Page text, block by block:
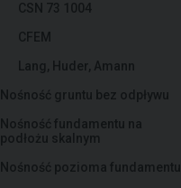
CSN 73 1004
CFEM
Lang, Huder, Amann
Nośność gruntu bez odpływu
Nośność fundamentu na
podłożu skalnym
Nośność pozioma fundamentu